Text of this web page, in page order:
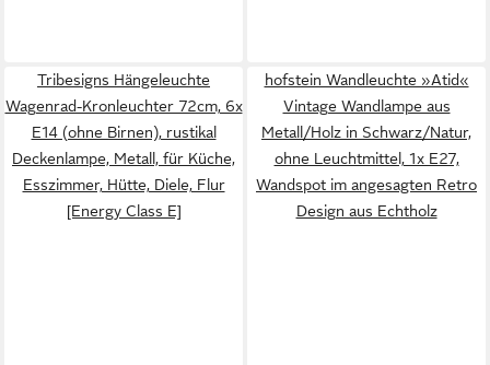
Tribesigns Hängeleuchte
Wagenrad-Kronleuchter 72cm, 6x
E14 (ohne Birnen), rustikal
Deckenlampe, Metall, für Küche,
Esszimmer, Hütte, Diele, Flur
[Energy Class E]
hofstein Wandleuchte »Atid«
Vintage Wandlampe aus
Metall/Holz in Schwarz/Natur,
ohne Leuchtmittel, 1x E27,
Wandspot im angesagten Retro
Design aus Echtholz